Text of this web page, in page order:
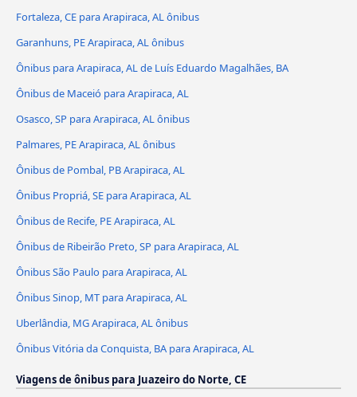
Fortaleza, CE para Arapiraca, AL ônibus
Garanhuns, PE Arapiraca, AL ônibus
Ônibus para Arapiraca, AL de Luís Eduardo Magalhães, BA
Ônibus de Maceió para Arapiraca, AL
Osasco, SP para Arapiraca, AL ônibus
Palmares, PE Arapiraca, AL ônibus
Ônibus de Pombal, PB Arapiraca, AL
Ônibus Propriá, SE para Arapiraca, AL
Ônibus de Recife, PE Arapiraca, AL
Ônibus de Ribeirão Preto, SP para Arapiraca, AL
Ônibus São Paulo para Arapiraca, AL
Ônibus Sinop, MT para Arapiraca, AL
Uberlândia, MG Arapiraca, AL ônibus
Ônibus Vitória da Conquista, BA para Arapiraca, AL
Viagens de ônibus para Juazeiro do Norte, CE